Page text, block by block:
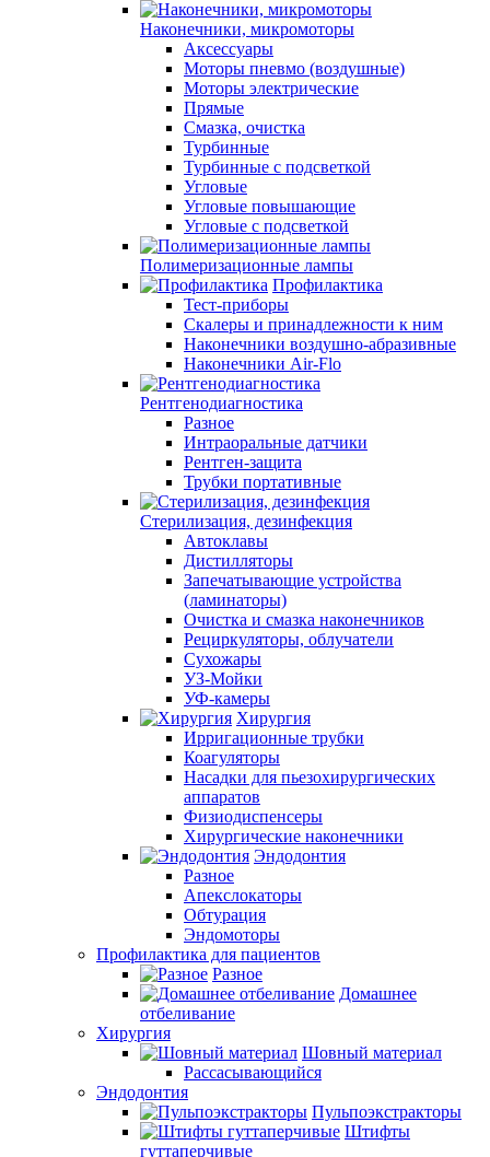
Наконечники, микромоторы
Аксессуары
Моторы пневмо (воздушные)
Моторы электрические
Прямые
Смазка, очистка
Турбинные
Турбинные с подсветкой
Угловые
Угловые повышающие
Угловые с подсветкой
Полимеризационные лампы
Профилактика
Тест-приборы
Скалеры и принадлежности к ним
Наконечники воздушно-абразивные
Наконечники Air-Flo
Рентгенодиагностика
Разное
Интраоральные датчики
Рентген-защита
Трубки портативные
Стерилизация, дезинфекция
Автоклавы
Дистилляторы
Запечатывающие устройства
(ламинаторы)
Очистка и смазка наконечников
Рециркуляторы, облучатели
Сухожары
УЗ-Мойки
УФ-камеры
Хирургия
Ирригационные трубки
Коагуляторы
Насадки для пьезохирургических
аппаратов
Физиодиспенсеры
Хирургические наконечники
Эндодонтия
Разное
Апекслокаторы
Обтурация
Эндомоторы
Профилактика для пациентов
Разное
Домашнее
отбеливание
Хирургия
Шовный материал
Рассасывающийся
Эндодонтия
Пульпоэкстракторы
Штифты
гуттаперчивые